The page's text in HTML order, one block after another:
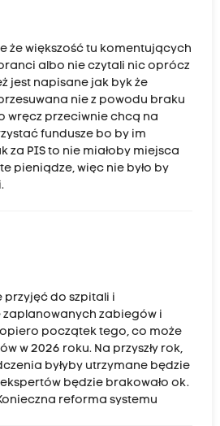
że większość tu komentujących
albo nie czytali nic oprócz
jest napisane jak byk że
nie z powodu braku
wręcz przeciwnie chcą na
fundusze bo by im
za PIS to nie miałoby miejsca
pieniądze, więc nie było by
przyjęć do szpitali i
zaplanowanych zabiegów i
początek tego, co może
w 2026 roku. Na przyszły rok,
byłyby utrzymane będzie
ekspertów będzie brakowało ok.
reforma systemu